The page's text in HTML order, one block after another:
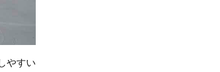
やすい